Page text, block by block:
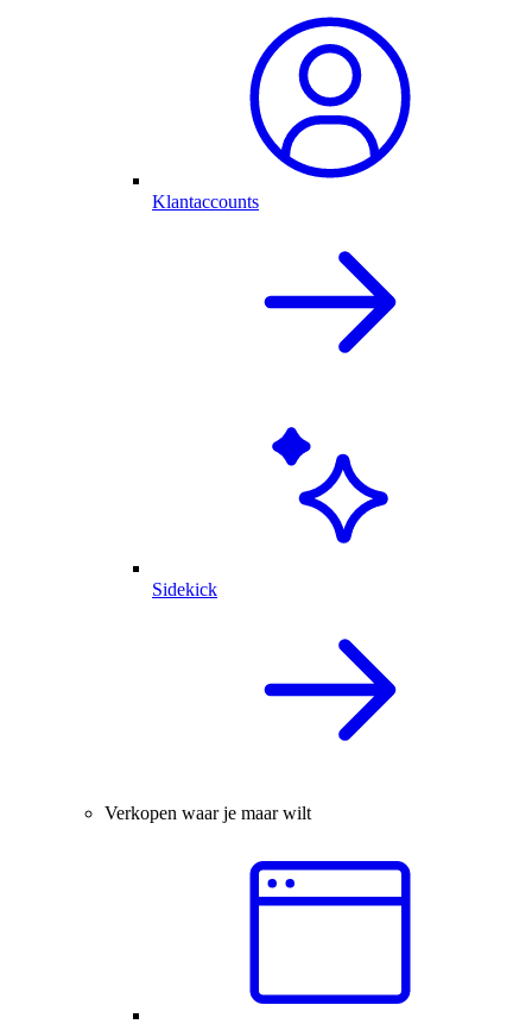
Klantaccounts
Sidekick
Verkopen waar je maar wilt